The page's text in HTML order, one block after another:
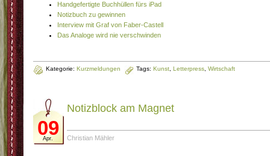
Handgefertigte Buchhüllen fürs iPad
Notizbuch zu gewinnen
Interview mit Graf von Faber-Castell
Das Analoge wird nie verschwinden
Kategorie: Kurzmeldungen Tags: Kunst Letterpress Wirtschaft
09
Apr.
Notizblock am Magnet
Christian Mähler